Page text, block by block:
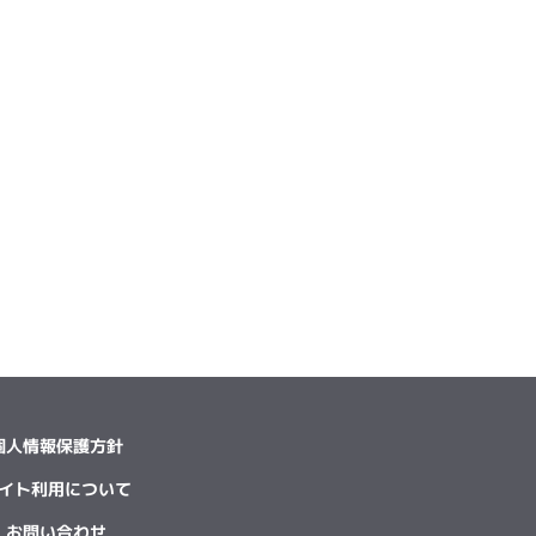
人情報保護方針
ト利用について
お問い合わせ